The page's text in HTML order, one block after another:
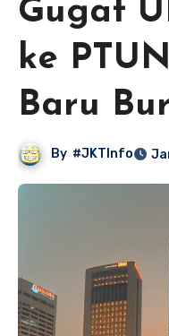
Gugat
ke
Baru
By #JKTInfo